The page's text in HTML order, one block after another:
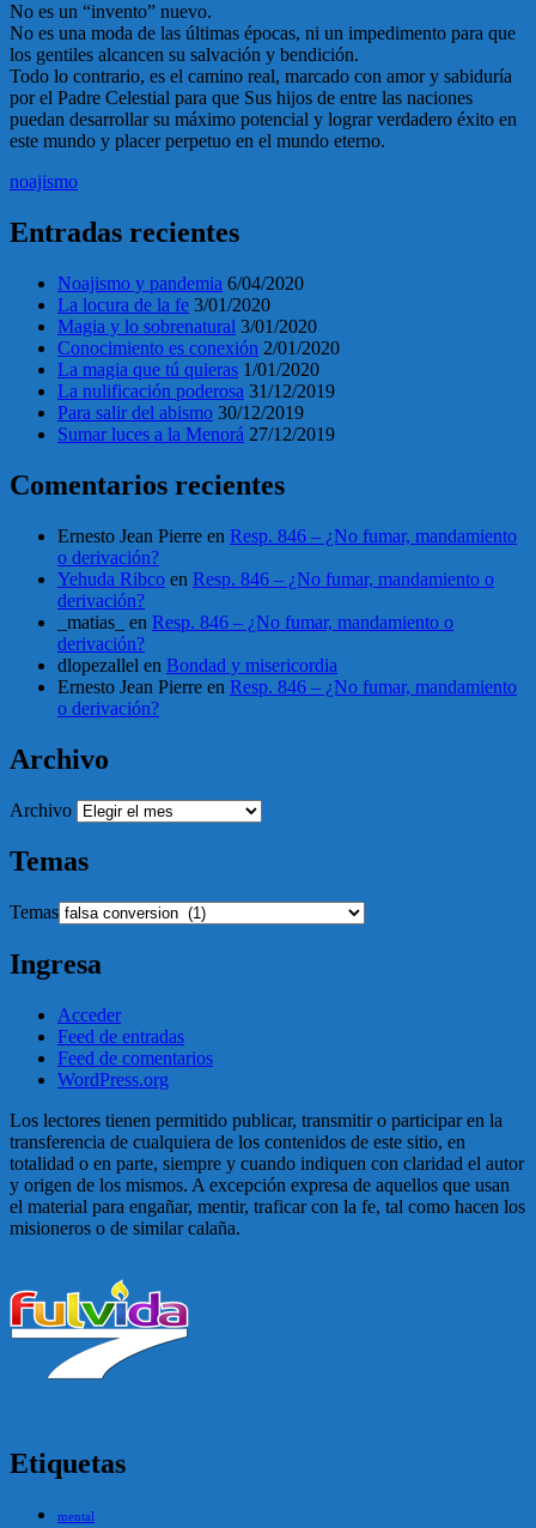
No es un “invento” nuevo.
No es una moda de las últimas épocas, ni un impedimento para que
los gentiles alcancen su salvación y bendición.
Todo lo contrario, es el camino real, marcado con amor y sabiduría
por el Padre Celestial para que Sus hijos de entre las naciones
puedan desarrollar su máximo potencial y lograr verdadero éxito en
este mundo y placer perpetuo en el mundo eterno.
noajismo
Entradas recientes
Noajismo y pandemia 6/04/2020
La locura de la fe 3/01/2020
Magia y lo sobrenatural 3/01/2020
Conocimiento es conexión 2/01/2020
La magia que tú quieras 1/01/2020
La nulificación poderosa 31/12/2019
Para salir del abismo 30/12/2019
Sumar luces a la Menorá 27/12/2019
Comentarios recientes
Ernesto Jean Pierre en Resp. 846 – ¿No fumar, mandamiento
o derivación?
Yehuda Ribco en Resp. 846 – ¿No fumar, mandamiento o
derivación?
_matias_
en Resp. 846 – ¿No fumar, mandamiento o
derivación?
dlopezallel en Bondad y misericordia
Ernesto Jean Pierre en Resp. 846 – ¿No fumar, mandamiento
o derivación?
Archivo
Archivo
Temas
Temas
Ingresa
Acceder
Feed de entradas
Feed de comentarios
WordPress.org
Los lectores tienen permitido publicar, transmitir o participar en la
transferencia de cualquiera de los contenidos de este sitio, en
totalidad o en parte, siempre y cuando indiquen con claridad el autor
y origen de los mismos. A excepción expresa de aquellos que usan
el material para engañar, mentir, traficar con la fe, tal como hacen los
misioneros o de similar calaña.
Etiquetas
mental